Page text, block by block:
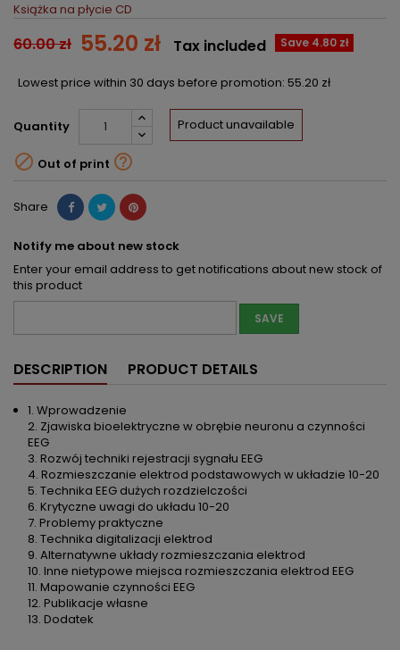
Książka na płycie CD
60.00 zł 55.20 zł Save 4.80 zł
Tax included
Lowest price within 30 days before promotion: 55.20 zł
Quantity Product unavailable
 Out of print 
Share
Notify me about new stock
Enter your email address to get notifications about new stock of
this product
SAVE
DESCRIPTION PRODUCT DETAILS
1. Wprowadzenie
2. Zjawiska bioelektryczne w obrębie neuronu a czynności
EEG
3. Rozwój techniki rejestracji sygnału EEG
4. Rozmieszczanie elektrod podstawowych w układzie 10-20
5. Technika EEG dużych rozdzielczości
6. Krytyczne uwagi do układu 10-20
7. Problemy praktyczne
8. Technika digitalizacji elektrod
9. Alternatywne układy rozmieszczania elektrod
10. Inne nietypowe miejsca rozmieszczania elektrod EEG
11. Mapowanie czynności EEG
12. Publikacje własne
13. Dodatek